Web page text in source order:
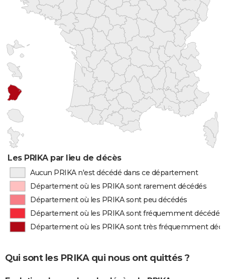
Les PRIKA par lieu de décès
Aucun PRIKA n'est décédé dans ce département
Département où les PRIKA sont rarement décédés
Département où les PRIKA sont peu décédés
Département où les PRIKA sont fréquemment décédés
Département où les PRIKA sont très fréquemment
Qui sont les PRIKA qui nous ont quittés ?